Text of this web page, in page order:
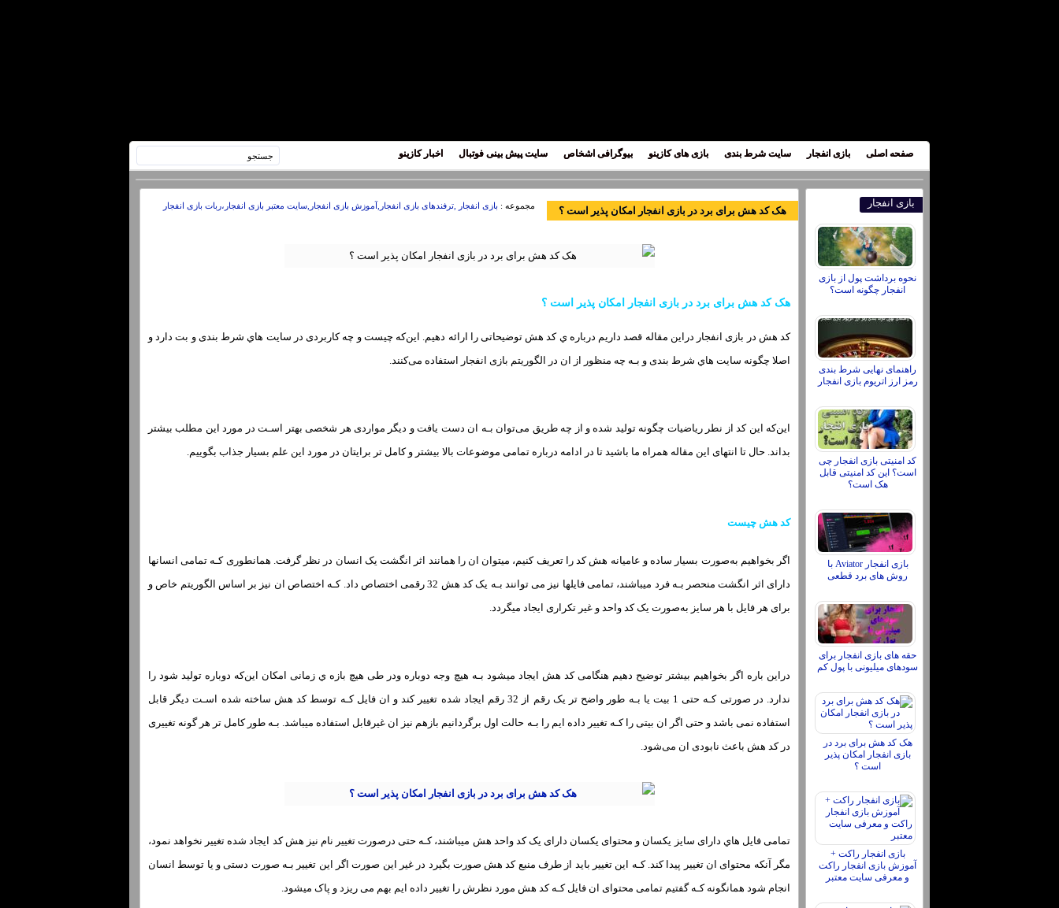
صفحه اصلی بازی انفجار سایت شرط بندی بازی های کازینو بیوگرافی اشخاص سایت پیش بینی فوتبال اخبار کازینو
بازی انفجار
نحوه برداشت پول از بازی
انفجار چگونه است؟
راهنمای نهایی شرط بندی
رمز ارز اتریوم بازی انفجار
کد امنیتی بازی انفجار چی
است؟ این کد امنیتی قابل
هک است؟
بازی انفجار Aviator با
روش های برد قطعی
حقه های بازی انفجار برای
سودهای میلیونی با پول کم
هک کد هش برای برد در
بازی انفجار امکان پذیر
است ؟
بازی انفجار راکت +
آموزش بازی انفجار راکت
و معرفی سایت معتبر
هک کد هش برای برد در بازی انفجار امکان پذیر است ؟ مجموعه : بازی انفجار ,ترفندهای بازی انفجار,آموزش بازی انفجار,سایت معتبر بازی انفجار،ربات بازی انفجار
هک کد هش برای برد در بازی انفجار امکان پذیر است ؟
کد هش در بازی انفجار دراین مقاله قصد داریم درباره ي کد هش توضیحاتی را ارائه دهیم. این‌که چیست و چه کاربردی در سایت هاي‌ شرط بندی و بت دارد و
اصلا چگونه سایت هاي‌ شرط بندی و بـه چه منظور از ان در الگوریتم بازی انفجار استفاده می‌کنند.
این‌که این کد از نطر ریاضیات چگونه تولید شده و از چه طریق می‌توان بـه ان دست یافت و دیگر مواردی هر شخصی بهتر اسـت در مورد این مطلب بیشتر
بداند. حال تا انتهای این مقاله همراه ما باشید تا در ادامه درباره تمامی موضوعات بالا بیشتر و کامل تر برایتان در مورد این علم بسیار جذاب بگوییم.
کد هش چیست
اگر بخواهیم به‌صورت بسیار ساده و عامیانه هش کد را تعریف کنیم، میتوان ان را همانند اثر انگشت یک انسان در نظر گرفت. همانطوری کـه تمامی انسانها
دارای اثر انگشت منحصر بـه فرد میباشند، تمامی فایلها نیز می توانند بـه یک کد هش 32 رقمی اختصاص داد. کـه اختصاص ان نیز بر اساس الگوریتم خاص و
برای هر فایل با هر سایز به‌صورت یک کد واحد و غیر تکراری ایجاد میگردد.
دراین باره اگر بخواهیم بیشتر توضیح دهیم هنگامی کد هش ایجاد میشود بـه هیچ وجه دوباره ودر طی هیچ بازه ي زمانی امکان این‌که دوباره تولید شود را
ندارد. در صورتی کـه حتی 1 بیت یا بـه طور واضح تر یک رقم از 32 رقم ایجاد شده تغییر کند و ان فایل کـه توسط کد هش ساخته شده اسـت دیگر قابل
استفاده نمی باشد و حتی اگر ان بیتی را کـه تغییر داده ایم را بـه حالت اول برگردانیم بازهم نیز ان غیرقابل استفاده میباشد. بـه طور کامل تر هر گونه تغییری
در کد هش باعث نابودی ان می‌شود.
تمامی فایل هاي‌ دارای سایز یکسان و محتوای یکسان دارای یک کد واحد هش میباشند، کـه حتی درصورت تغییر نام نیز هش کد ایجاد شده تغییر نخواهد نمود،
مگر آنکه محتوای ان تغییر پیدا کند. کـه این تغییر باید از طرف منبع کد هش صورت بگیرد در غیر این صورت اگر این تغییر بـه صورت دستی و یا توسط انسان
انجام شود همانگونه کـه گفتیم تمامی محتوای ان فایل کـه کد هش مورد نظرش را تغییر داده ایم بهم می ریزد و پاک میشود.